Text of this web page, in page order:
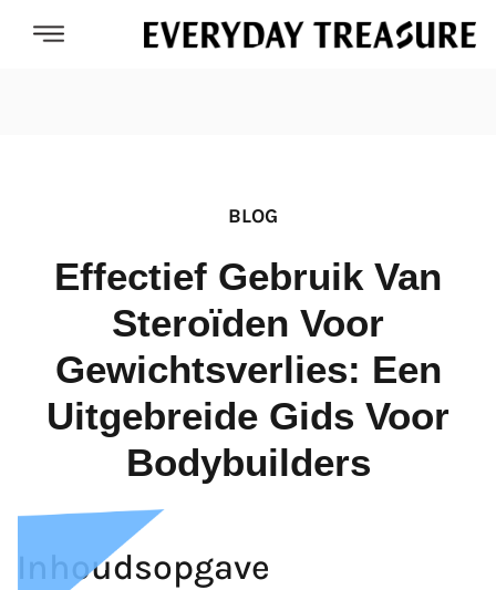
BLOG
Effectief Gebruik Van
Steroïden Voor
Gewichtsverlies: Een
Uitgebreide Gids Voor
Bodybuilders
Inhoudsopgave